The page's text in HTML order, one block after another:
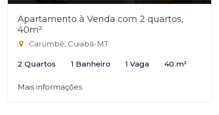
Apartamento à Venda com 2 quartos,
40m²
Carumbé, Cuiabá-MT
2 Quartos 1 Banheiro 1 Vaga 40 m²
Mais informações